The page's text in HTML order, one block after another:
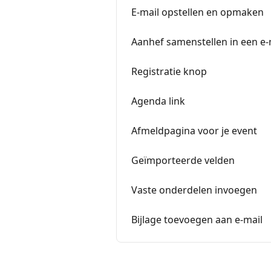
E-mail opstellen en opmaken
Aanhef samenstellen in een
Registratie knop
Agenda link
Afmeldpagina voor je event
Geïmporteerde velden
Vaste onderdelen invoegen
Bijlage toevoegen aan e-mail